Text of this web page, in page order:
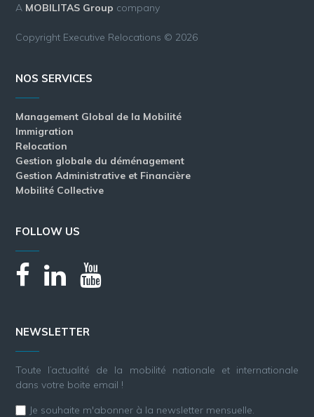
A MOBILITAS Group company
Copyright Executive Relocations © 2026
NOS SERVICES
Management Global de la Mobilité
Immigration
Relocation
Gestion globale du déménagement
Gestion Administrative et Financière
Mobilité Collective
FOLLOW US
NEWSLETTER
Toute l’actualité de la mobilité nationale et internationale
dans votre boite email !
Je souhaite m'abonner à la newsletter mensuelle.